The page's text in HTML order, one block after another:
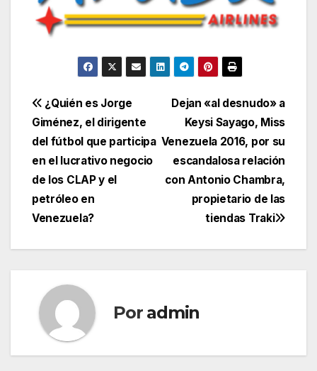
Navegación
de
entradas
Dejan «al desnudo» a
Keysi Sayago, Miss
Venezuela 2016, por su
escandalosa relación
con Antonio Chambra,
propietario de las
tiendas Traki
¿Quién es Jorge
Giménez, el dirigente
del fútbol que participa
en el lucrativo negocio
de los CLAP y el
petróleo en
Venezuela?
Por admin